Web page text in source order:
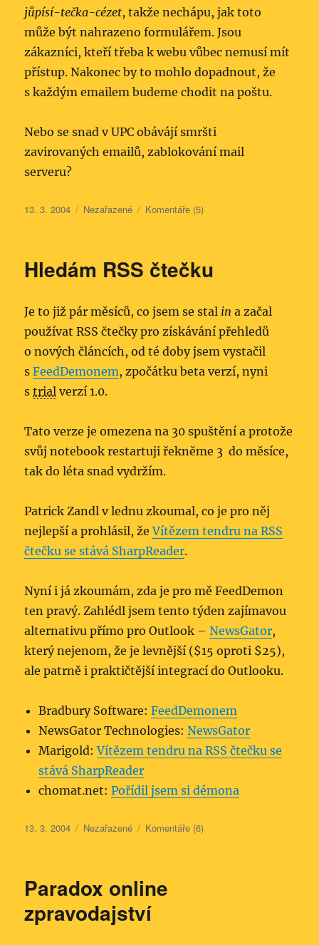
jůpísí-tečka-cézet, takže nechápu, jak toto
může být nahrazeno formulářem. Jsou
zákazníci, kteří třeba k webu vůbec nemusí mít
přístup. Nakonec by to mohlo dopadnout, že
s každým emailem budeme chodit na poštu.
Nebo se snad v UPC obávájí smršti
zavirovaných emailů, zablokování mail
serveru?
Publikováno:
13. 3. 2004 Rubriky:
Nezařazené Komentáře (5)
Hledám RSS čtečku
Je to již pár měsíců, co jsem se stal in a začal
používat RSS čtečky pro získávání přehledů
o nových článcích, od té doby jsem vystačil
sFeedDemonem, zpočátku beta verzí, nyni
strial verzí 1.0.
Tato verze je omezena na 30 spuštění a protože
svůj notebook restartuji řekněme 3 do měsíce,
tak do léta snad vydržím.
Patrick Zandl v lednu zkoumal, co je pro něj
nejlepší a prohlásil, žeVítězem tendru na RSS
čtečku se stává SharpReader.
Nyní i já zkoumám, zda je pro mě FeedDemon
ten pravý. Zahlédl jsem tento týden zajímavou
alternativu přímo pro Outlook –NewsGator,
který nejenom, že je levnější ($15 oproti $25),
ale patrně i praktičtější integrací do Outlooku.
Bradbury Software:FeedDemonem
NewsGator Technologies:NewsGator
Marigold:Vítězem tendru na RSS čtečku se
stává SharpReader
chomat.net:Pořídil jsem si démona
Publikováno:
13. 3. 2004 Rubriky:
Nezařazené Komentáře (6)
Paradox online
zpravodajství